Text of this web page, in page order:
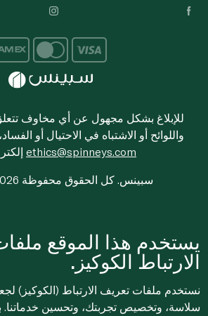
للإبلاغ بشكل مجهول عن أي مخاوف تتعلق
واللوائح أو الاشتباه في الاحتيال أو
ethics@spinneys.com
© 2020-2026 سبينس. كل الحقوق محفوظة
يستخدم هذا الموقع
الارتباط الكوكيز.
نستخدم ملفات تعريف الارتباط (الكوكيز)
سلاسة، وتخصيص تجربتك، وتحسين